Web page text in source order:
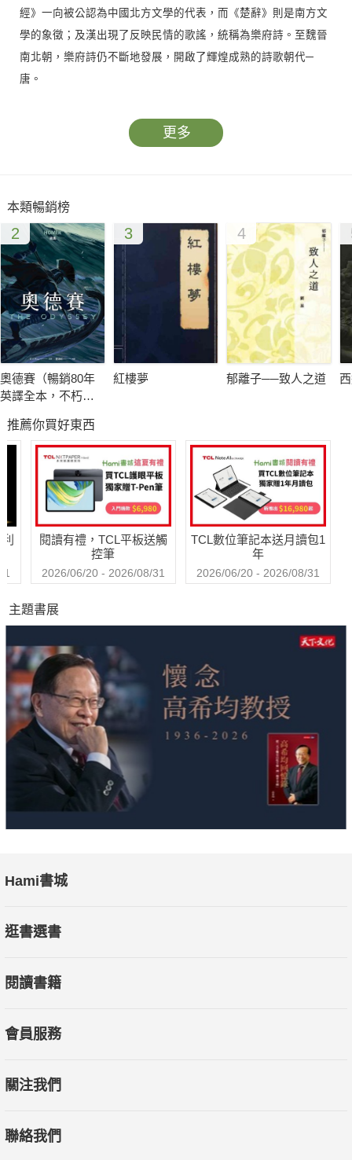
經》一向被公認為中國北方文學的代表，而《楚辭》則是南方文
學的象徵；及漢出現了反映民情的歌謠，統稱為樂府詩。至魏晉
南北朝，樂府詩仍不斷地發展，開啟了輝煌成熟的詩歌朝代─
唐。
更多
本類暢銷榜
2
奧德賽（暢銷80年
英譯全本，不朽中
3
紅樓夢
4
郁離子──致人之道
推薦你買好東西
閱讀有禮，TCL平板送觸
控筆
2026/06/20 - 2026/08/31
TCL數位筆記本送月讀包1
年
2026/06/20 - 2026/08/31
主題書展
Hami書城
逛書選書
閱讀書籍
會員服務
關注我們
聯絡我們